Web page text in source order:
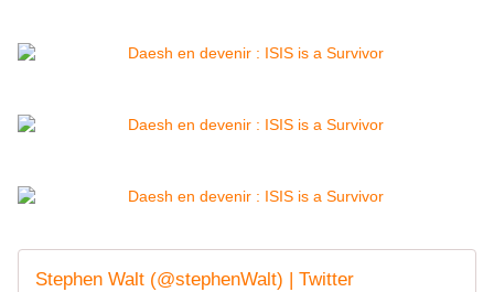
Stephen Walt (@stephenWalt) | Twitter